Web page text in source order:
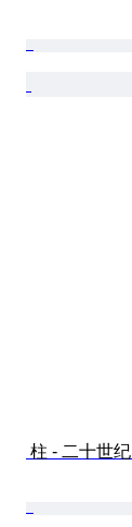
柱 - 二十世纪